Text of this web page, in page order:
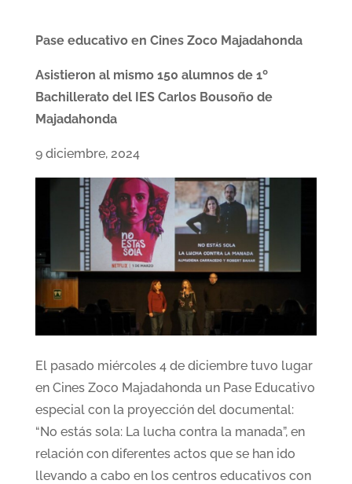
Pase educativo en Cines Zoco Majadahonda
Asistieron al mismo 150 alumnos de 1º
Bachillerato del IES Carlos Bousoño de
Majadahonda
9 diciembre, 2024
El pasado miércoles 4 de diciembre tuvo lugar
en Cines Zoco Majadahonda un Pase Educativo
especial con la proyección del documental:
“No estás sola: La lucha contra la manada”, en
relación con diferentes actos que se han ido
llevando a cabo en los centros educativos con